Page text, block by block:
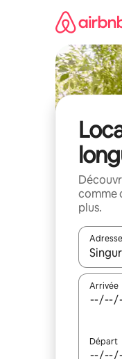
comme
plus.
Adresse
Arrivée
Départ